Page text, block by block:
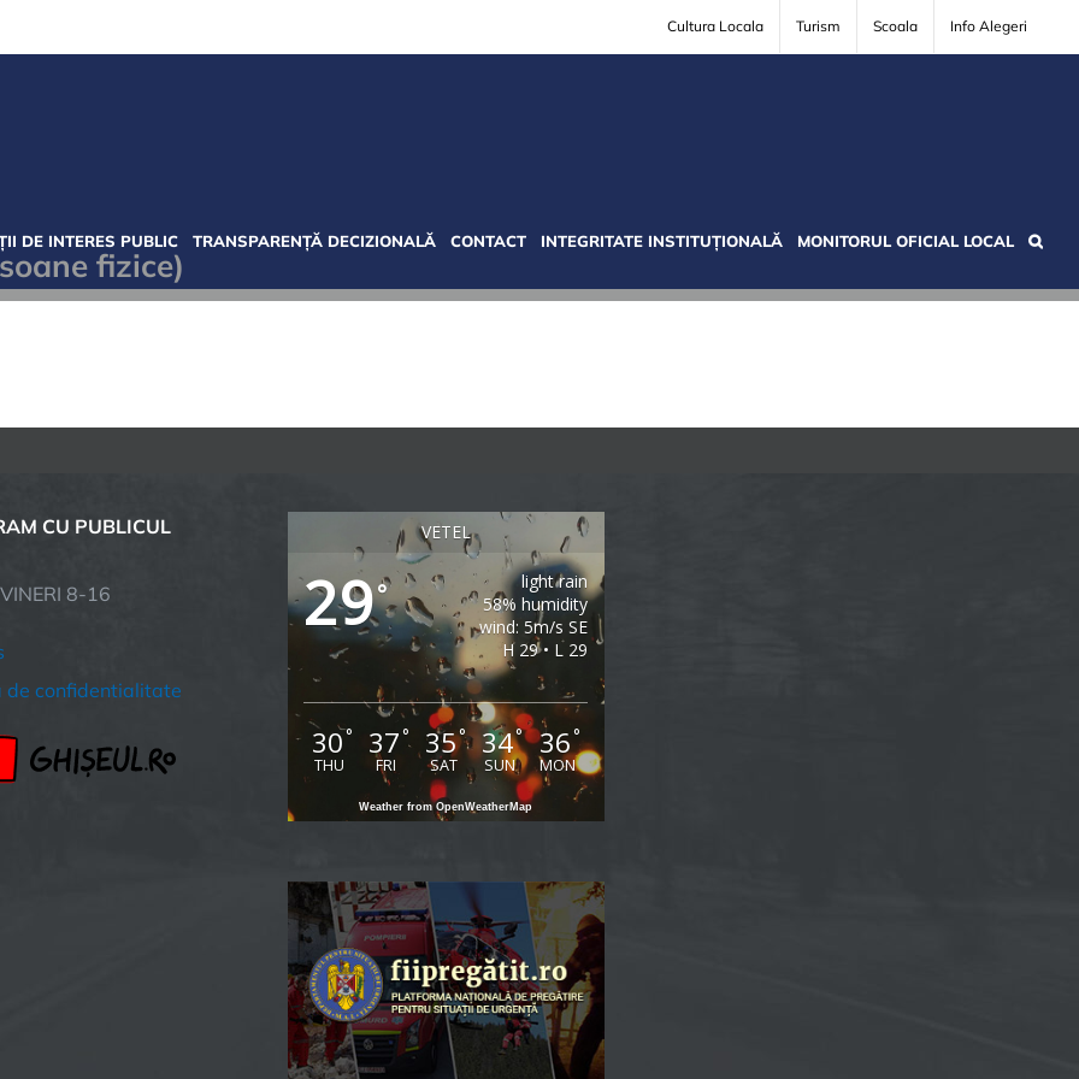
Cultura Locala Turism Scoala Info Alegeri
DE INTERES PUBLIC TRANSPARENȚĂ DECIZIONALĂ CONTACT INTEGRITATE INSTITUȚIONALĂ MONITORUL OFICIAL LOCAL
fizice)
CU PUBLICUL
8-16
de confidentialitate
VETEL
29°
light rain
58% humidity
wind: 5m/s SE
H 29 • L 29
30°
THU
37°
FRI
35°
SAT
34°
SUN
36°
MON
Weather from OpenWeatherMap